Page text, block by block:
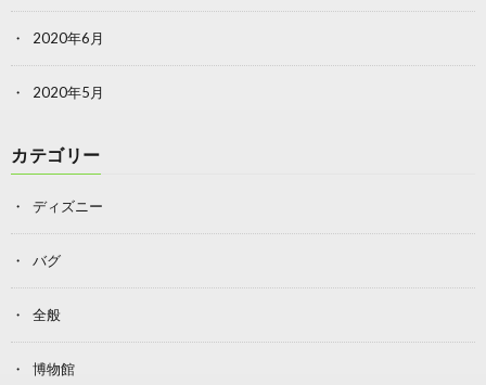
2020年6月
2020年5月
カテゴリー
ディズニー
バグ
全般
博物館